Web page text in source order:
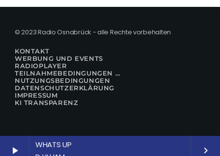
play_arrow
WHATS UP
keyboard_arrow_right
© 2023 Radio Osnabrück - alle Rechte vorbehalten
KONTAKT
WERBUNG UND EVENTS
RADIOPLAYER
TEILNAHMEBEDINGUNGEN FÜR GEWINNSPIELE
NUTZUNGSBEDINGUNGEN
DATENSCHUTZERKLÄRUNG
IMPRESSUM
KI TRANSPARENZ